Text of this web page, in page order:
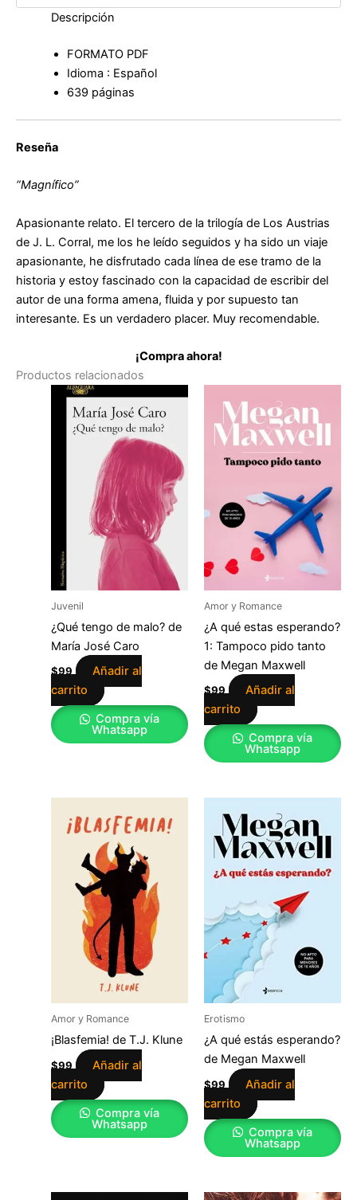
Descripción
FORMATO PDF
Idioma : Español
639 páginas
Reseña
“Magnífico”
Apasionante relato. El tercero de la trilogía de Los Austrias
de J. L. Corral, me los he leído seguidos y ha sido un viaje
apasionante, he disfrutado cada línea de ese tramo de la
historia y estoy fascinado con la capacidad de escribir del
autor de una forma amena, fluida y por supuesto tan
interesante. Es un verdadero placer. Muy recomendable.
¡Compra ahora!
Productos relacionados
Juvenil
¿Qué tengo de malo? de
María José Caro
$99
Añadir al
carrito
Compra vía
Whatsapp
Amor y Romance
¿A qué estas esperando?
1: Tampoco pido tanto
de Megan Maxwell
$99
Añadir al
carrito
Compra vía
Whatsapp
Amor y Romance
¡Blasfemia! de T.J. Klune
$99
Añadir al
carrito
Compra vía
Whatsapp
Erotismo
¿A qué estás esperando?
de Megan Maxwell
$99
Añadir al
carrito
Compra vía
Whatsapp